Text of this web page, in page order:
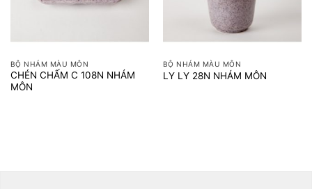
BỘ NHÁM MÀU MÔN
CHÉN CHẤM C 108N NHÁM
MÔN
BỘ NHÁM MÀU MÔN
LY LY 28N NHÁM MÔN